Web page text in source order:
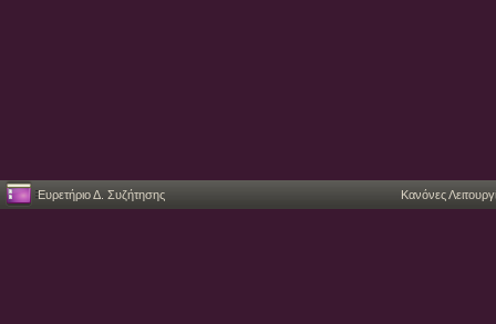
Ευρετήριο Δ. Συζήτησης Κανόνες